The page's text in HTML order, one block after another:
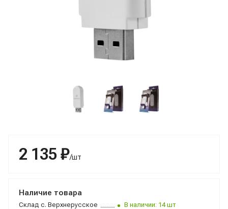
2 135 ₽/шт
Наличие товара
Склад с. Верхнерусское
В наличии: 14 шт